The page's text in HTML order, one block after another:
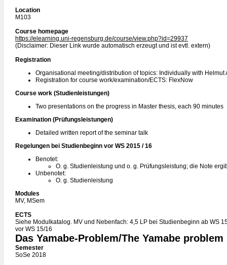
Location
M103
Course homepage
https://elearning.uni-regensburg.de/course/view.php?id=29937
(Disclaimer: Dieser Link wurde automatisch erzeugt und ist evtl. extern)
Registration
Organisational meeting/distribution of topics: Individually with Helmut
Registration for course work/examination/ECTS: FlexNow
Course work (Studienleistungen)
Two presentations on the progress in Master thesis, each 90 minutes
Examination (Prüfungsleistungen)
Detailed written report of the seminar talk
Regelungen bei Studienbeginn vor WS 2015 / 16
Benotet:
O. g. Studienleistung und o. g. Prüfungsleistung; die Note
Unbenotet:
O. g. Studienleistung
Modules
MV, MSem
ECTS
Siehe Modulkatalog. MV und Nebenfach: 4,5 LP bei Studienbeginn ab WS
vor WS 15/16
Das Yamabe-Problem/The Yamabe problem
Semester
SoSe 2018